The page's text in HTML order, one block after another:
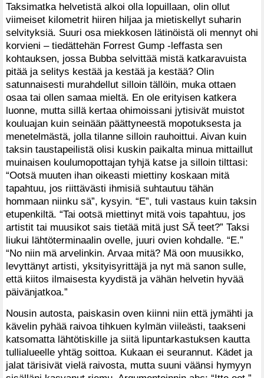
Taksimatka helvetistä alkoi olla lopuillaan, olin ollut
viimeiset kilometrit hiiren hiljaa ja mietiskellyt suharin
selvityksiä. Suuri osa miekkosen lätinöistä oli mennyt ohi
korvieni – tiedättehän Forrest Gump -leffasta sen
kohtauksen, jossa Bubba selvittää mistä katkaravuista
pitää ja selitys kestää ja kestää ja kestää? Olin
satunnaisesti murahdellut silloin tällöin, muka ottaen
osaa tai ollen samaa mieltä. En ole erityisen katkera
luonne, mutta sillä kertaa ohimoissani jytisivät muistot
kouluajan kuin seinään päättyneestä mopotuksesta ja
menetelmästä, jolla tilanne silloin rauhoittui. Aivan kuin
taksin taustapeilistä olisi kuskin paikalta minua mittaillut
muinaisen koulumopottajan tyhjä katse ja silloin tilttasi:
“Ootsä muuten ihan oikeasti miettiny koskaan mitä
tapahtuu, jos riittävästi ihmisiä suhtautuu tähän
hommaan niinku sä”, kysyin. “E”, tuli vastaus kuin taksin
etupenkiltä. “Tai ootsä miettinyt mitä vois tapahtuu, jos
artistit tai muusikot sais tietää mitä just SÄ teet?” Taksi
liukui lähtöterminaalin ovelle, juuri ovien kohdalle. “E.”
“No niin mä arvelinkin. Arvaa mitä? Mä oon muusikko,
levyttänyt artisti, yksityisyrittäjä ja nyt mä sanon sulle,
että kiitos ilmaisesta kyydistä ja vähän helvetin hyvää
päivänjatkoa.”
Nousin autosta, paiskasin oven kiinni niin että jymähti ja
kävelin pyhää raivoa tihkuen kylmän viileästi, taakseni
katsomatta lähtötiskille ja siitä lipuntarkastuksen kautta
tullialueelle yhtäg soittoa. Kukaan ei seurannut. Kädet ja
jalat tärisivät vielä raivosta, mutta suuni väänsi hymyyn